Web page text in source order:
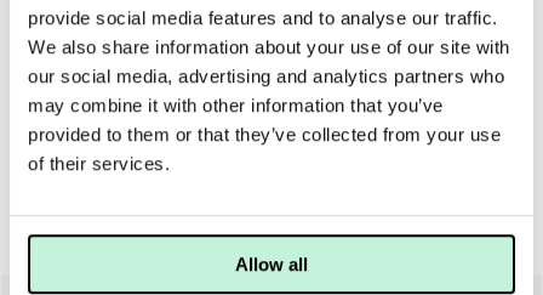
provide social media features and to analyse our traffic.
We also share information about your use of our site with
our social media, advertising and analytics partners who
may combine it with other information that you’ve
provided to them or that they’ve collected from your use
of their services.
Allow all
Applicera 1-2 pump foundation med fingrarna,
foundationborste eller make-up svamp. Arbets ut över hela
ansiktet eller där du önskar lite extra täckning.
Foundation